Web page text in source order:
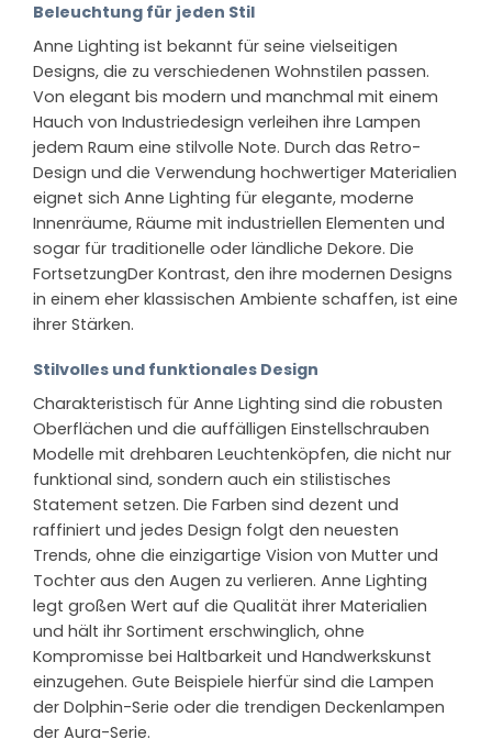
Beleuchtung für jeden Stil
Anne Lighting ist bekannt für seine vielseitigen
Designs, die zu verschiedenen Wohnstilen passen.
Von elegant bis modern und manchmal mit einem
Hauch von Industriedesign verleihen ihre Lampen
jedem Raum eine stilvolle Note. Durch das Retro-
Design und die Verwendung hochwertiger Materialien
eignet sich Anne Lighting für elegante, moderne
Innenräume, Räume mit industriellen Elementen und
sogar für traditionelle oder ländliche Dekore. Die
FortsetzungDer Kontrast, den ihre modernen Designs
in einem eher klassischen Ambiente schaffen, ist eine
ihrer Stärken.
Stilvolles und funktionales Design
Charakteristisch für Anne Lighting sind die robusten
Oberflächen und die auffälligen Einstellschrauben
Modelle mit drehbaren Leuchtenköpfen, die nicht nur
funktional sind, sondern auch ein stilistisches
Statement setzen. Die Farben sind dezent und
raffiniert und jedes Design folgt den neuesten
Trends, ohne die einzigartige Vision von Mutter und
Tochter aus den Augen zu verlieren. Anne Lighting
legt großen Wert auf die Qualität ihrer Materialien
und hält ihr Sortiment erschwinglich, ohne
Kompromisse bei Haltbarkeit und Handwerkskunst
einzugehen. Gute Beispiele hierfür sind die Lampen
der Dolphin-Serie oder die trendigen Deckenlampen
der Aura-Serie.